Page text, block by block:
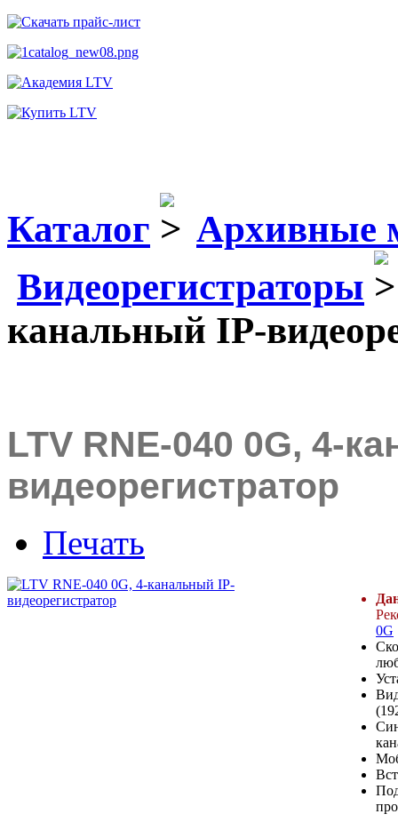
Каталог
Архивные
Видеорегистраторы
канальный IP-
LTV RNE-040 0G, 4-
видеорегистратор
Печать
0G